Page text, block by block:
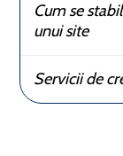
Cum se
unui site
Servicii de